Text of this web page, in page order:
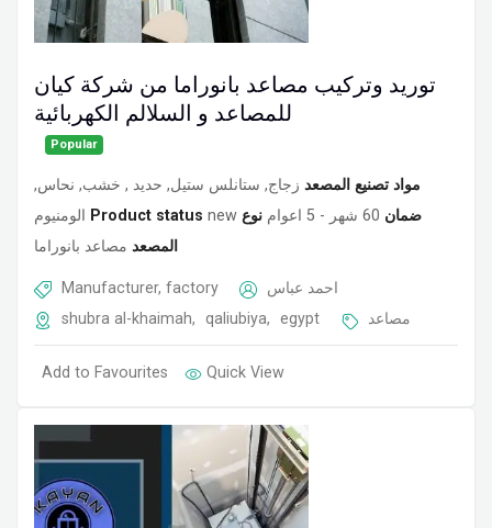
توريد وتركيب مصاعد بانوراما من شركة كيان
للمصاعد و السلالم الكهربائية
Popular
مواد تصنيع المصعد زجاج, ستانلس ستيل, حديد , خشب, نحاس,
الومنيوم Product status new ضمان 60 شهر - 5 اعوام
نوع
المصعد مصاعد بانوراما
Manufacturer, factory
احمد عباس
shubra al-khaimah, qaliubiya, egypt مصاعد
Add to Favourites Quick View